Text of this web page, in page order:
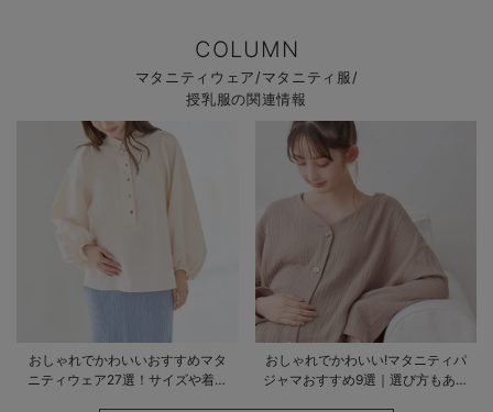
COLUMN
マタニティウェア/マタニティ服/
授乳服の関連情報
おしゃれでかわいいおすすめマタ
ニティウェア27選！サイズや着る
おしゃれでかわいい!マタニティパ
ジャマおすすめ9選｜選び方もあわ